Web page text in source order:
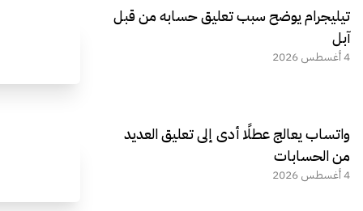
تيليجرام يوضح سبب تعليق حسابه من قبل
آبل
4 أغسطس 2026
واتساب يعالج عطلًا أدى إلى تعليق العديد
من الحسابات
4 أغسطس 2026